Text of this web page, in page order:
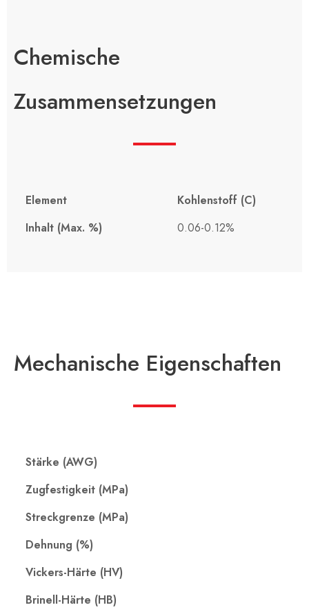
Chemische
Zusammensetzungen
Element
Kohlenstoff (C)
Inhalt (Max. %)
0.06-0.12%
Mechanische Eigenschaften
Stärke (AWG)
Zugfestigkeit (MPa)
Streckgrenze (MPa)
Dehnung (%)
Vickers-Härte (HV)
Brinell-Härte (HB)